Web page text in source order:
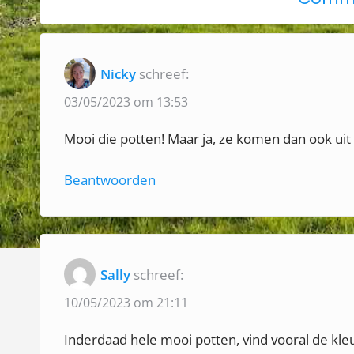
c
h
t
n
a
v
i
g
u
p
o
Nicky schreef:
03/05/2023 om 13:53
Mooi die potten! Maar ja, ze komen dan ook
Beantwoorden
Sally schreef:
10/05/2023 om 21:11
Inderdaad hele mooi potten, vind vooral de